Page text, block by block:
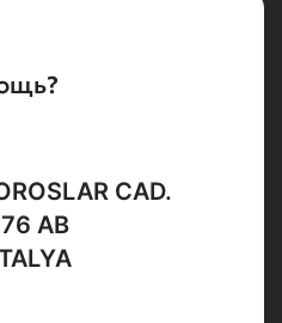
CAD.
AB